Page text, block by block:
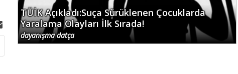
TÜİK Açıkladı:Suça Sürüklenen Çocuklarda
Yaralama Olayları İlk Sırada!
dayanışma datça